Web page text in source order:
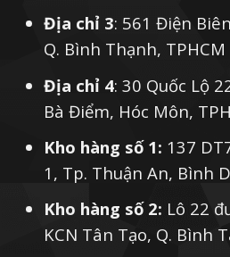
Địa chỉ 3: 561 Điện
Q. Bình Thạnh, TPHCM
Địa chỉ 4: 30 Quốc Lộ
Bà Điểm, Hóc Môn,
Kho hàng số 1: 137
1, Tp. Thuận An, Bình
Kho hàng số 2: Lô 22
KCN Tân Tạo, Q. Bình